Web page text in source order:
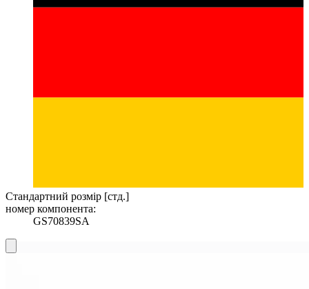
Стандартний розмір [стд.]
номер компонента:
GS70839SA